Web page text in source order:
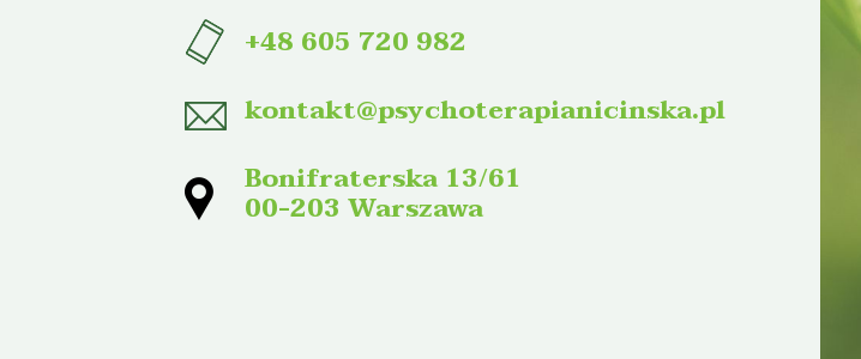
+48 605 720 982
kontakt@psychoterapianicinska.pl
Bonifraterska 13/61
00-203 Warszawa